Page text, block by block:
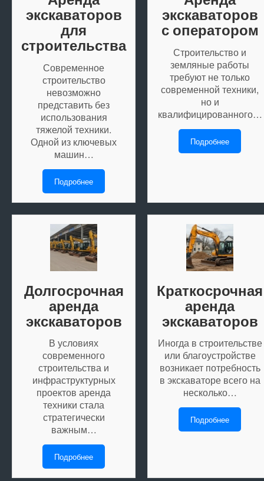
экскаваторов
для
строительства
Современное
строительство
невозможно
представить без
использования
тяжелой техники.
Одной из ключевых
машин…
Подробнее
экскаваторов
с оператором
Строительство и
земляные работы
требуют не только
современной техники,
но и
квалифицированного…
Подробнее
Долгосрочная
аренда
экскаваторов
В условиях
современного
строительства и
инфраструктурных
проектов аренда
техники стала
стратегически
важным…
Подробнее
Краткосрочная
аренда
экскаваторов
Иногда в строительстве
или благоустройстве
возникает потребность
в экскаваторе всего на
несколько…
Подробнее